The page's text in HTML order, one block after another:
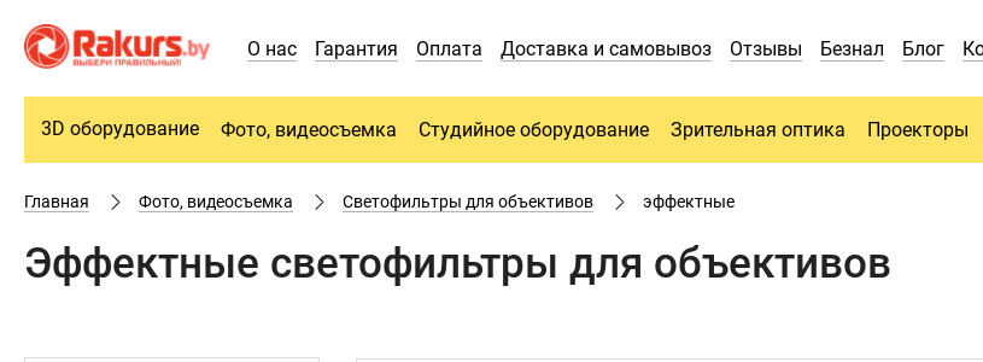
О нас Гарантия Оплата Доставка и самовывоз Отзывы Безнал Блог
3D оборудование Фото, видеосъемка Студийное оборудование Зрительная оптика Проекторы
Главная Фото, видеосъемка Cветофильтры для объективов эффектные
Эффектные светофильтры для объективов